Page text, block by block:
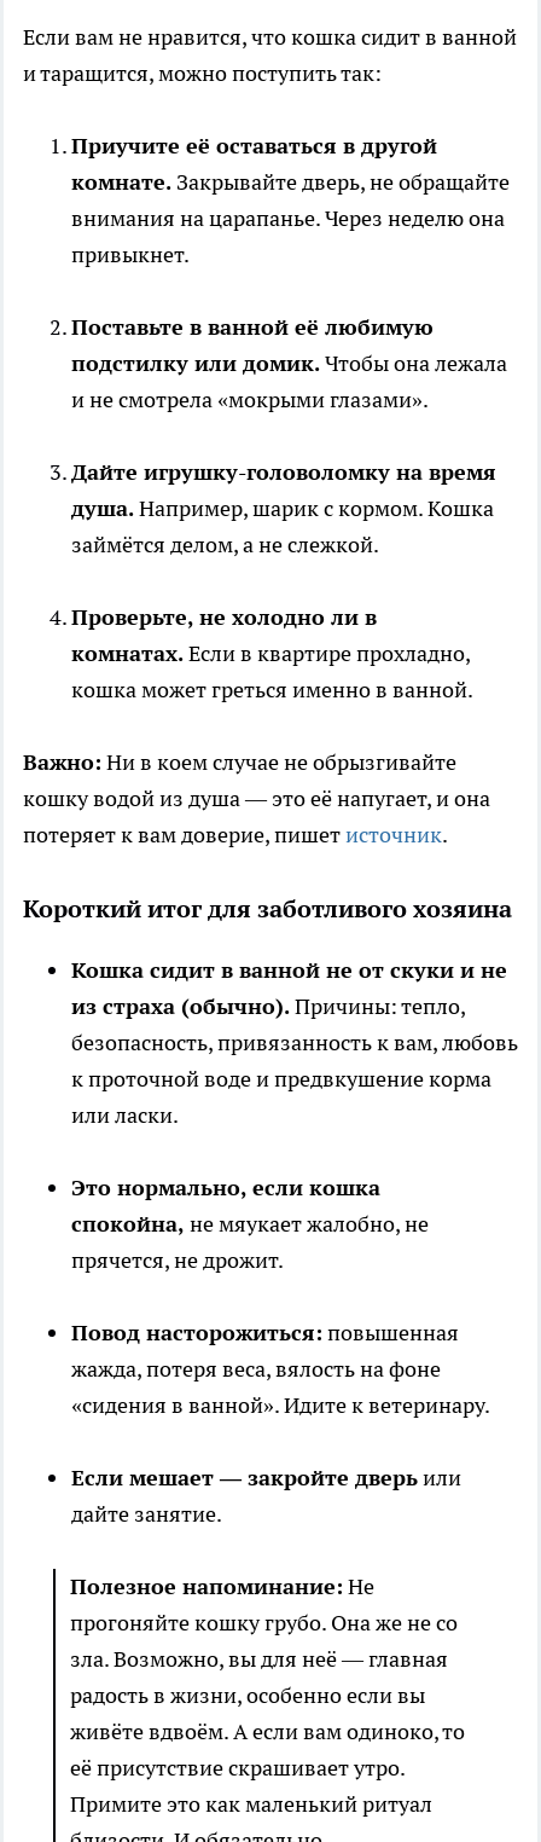
Если вам не нравится, что кошка сидит в ванной
и таращится, можно поступить так:
Приучите её оставаться в другой
комнате. Закрывайте дверь, не обращайте
внимания на царапанье. Через неделю она
привыкнет.
Поставьте в ванной её любимую
подстилку или домик.Чтобы она лежала
и не смотрела «мокрыми глазами».
Дайте игрушку-головоломку на время
душа.Например, шарик с кормом. Кошка
займётся делом, а не слежкой.
Проверьте, не холодно ли в
комнатах.Если в квартире прохладно,
кошка может греться именно в ванной.
Важно: Ни в коем случае не обрызгивайте
кошку водой из душа — это её напугает, и она
потеряет к вам доверие, пишетисточник.
Короткий итог для заботливого хозяина
Кошка сидит в ванной не от скуки и не
из страха (обычно).Причины: тепло,
безопасность, привязанность к вам, любовь
к проточной воде и предвкушение корма
или ласки.
Это нормально, если кошка
спокойна, не мяукает жалобно, не
прячется, не дрожит.
Повод насторожиться: повышенная
жажда, потеря веса, вялость на фоне
«сидения в ванной». Идите к ветеринару.
Если мешает — закройте дверьили
дайте занятие.
Полезное напоминание: Не
прогоняйте кошку грубо. Она же не со
зла. Возможно, вы для неё — главная
радость в жизни, особенно если вы
живёте вдвоём. А если вам одиноко, то
её присутствие скрашивает утро.
Примите это как маленький ритуал